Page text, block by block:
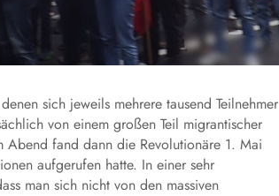
sich jeweils mehrere tausend Teilnehmer
von einem großen Teil migrantischer
Abend fand dann die Revolutionäre 1. Mai
aufgerufen hatte. In einer sehr
man sich nicht von den massiven